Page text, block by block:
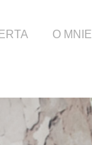
O MNIE